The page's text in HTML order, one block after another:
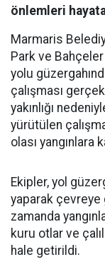
önlemleri
Marmaris
Park ve
yolu
çalışması
yakınlığı
yürütülen
olası yangınlara
Ekipler, yol
yaparak çevreye
zamanda
kuru otlar ve
hale getirildi.